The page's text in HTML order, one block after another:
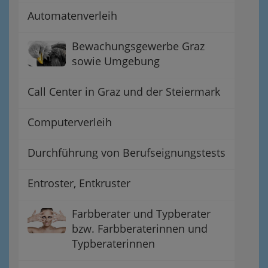
Automatenverleih
Bewachungsgewerbe Graz
sowie Umgebung
Call Center in Graz und der Steiermark
Computerverleih
Durchführung von Berufseignungstests
Entroster, Entkruster
Farbberater und Typberater
bzw. Farbberaterinnen und
Typberaterinnen